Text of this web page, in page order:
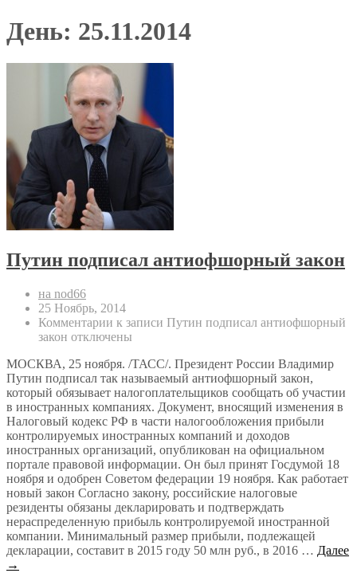
День: 25.11.2014
Путин подписал антиофшорный закон
на nod66
25 Ноябрь, 2014
Комментарии к записи Путин подписал антиофшорный
закон отключены
МОСКВА, 25 ноября. /ТАСС/. Президент России Владимир
Путин подписал так называемый антиофшорный закон,
который обязывает налогоплательщиков сообщать об участии
в иностранных компаниях. Документ, вносящий изменения в
Налоговый кодекс РФ в части налогообложения прибыли
контролируемых иностранных компаний и доходов
иностранных организаций, опубликован на официальном
портале правовой информации. Он был принят Госдумой 18
ноября и одобрен Советом федерации 19 ноября. Как работает
новый закон Согласно закону, российские налоговые
резиденты обязаны декларировать и подтверждать
нераспределенную прибыль контролируемой иностранной
компании. Минимальный размер прибыли, подлежащей
декларации, составит в 2015 году 50 млн руб., в 2016 … Далее
→